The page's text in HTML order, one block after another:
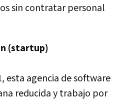
sin contratar personal
(startup)
esta agencia de software
reducida y trabajo por